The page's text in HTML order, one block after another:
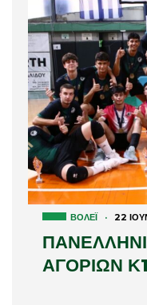
ΒΌΛΕΪ · 22
ΑΓΟΡΙΩΝ